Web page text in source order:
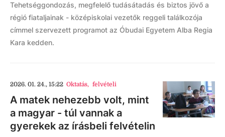
Tehetséggondozás, megfelelő tudásátadás és biztos jövő a
régió fiataljainak - középiskolai vezetők reggeli találkozója
címmel szervezett programot az Óbudai Egyetem Alba Regia
Kara kedden.
2026. 01. 24., 15:22 Oktatás, felvételi
A matek nehezebb volt, mint
a magyar - túl vannak a
gyerekek az írásbeli felvételin